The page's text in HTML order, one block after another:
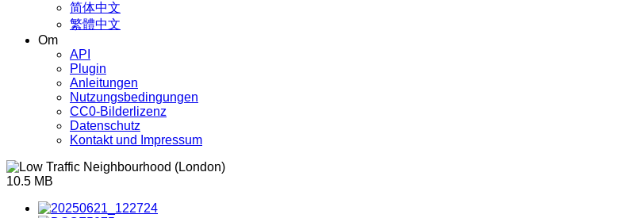
简体中文
繁體中文
Om
API
Plugin
Anleitungen
Nutzungsbedingungen
CC0-Bilderlizenz
Datenschutz
Kontakt und Impressum
10.5 MB